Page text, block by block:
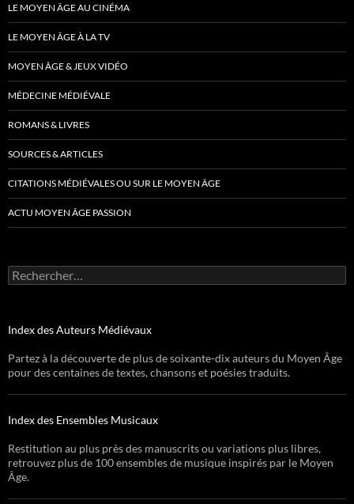
LE MOYEN ÂGE AU CINÉMA
LE MOYEN ÂGE À LA TV
MOYEN ÂGE & JEUX VIDÉO
MÉDECINE MÉDIÉVALE
ROMANS & LIVRES
SOURCES & ARTICLES
CITATIONS MÉDIÉVALES OU SUR LE MOYEN ÂGE
ACTU MOYEN ÂGE PASSION
Rechercher :
Index des Auteurs Médiévaux
Partez à la découverte de plus de soixante-dix auteurs du Moyen Âge
pour des centaines de textes, chansons et poésies traduits.
Index des Ensembles Musicaux
Restitution au plus près des manuscrits ou variations plus libres,
retrouvez plus de 100 ensembles de musique inspirés par le Moyen
Âge.